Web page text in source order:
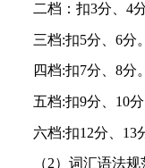
二档：扣3分、4分
三档:扣5分、6分。
四档:扣7分、8分。
五档:扣9分、10分
六档:扣12分、13
（2）词汇语法规